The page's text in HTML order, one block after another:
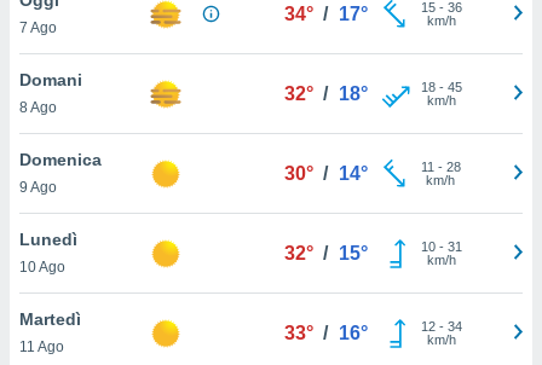
è
al sito
di
ci
di
il
un
7 Ago
34° / 17° 15- 36
km/h
Domani
8 Ago
32° / 18° 18- 45
km/h
Domenica
9 Ago
30° / 14° 11 - 28
km/h
Lunedì
10 Ago
32° / 15° 10- 31
km/h
Martedì
11 Ago
33° / 16° 12- 34
km/h